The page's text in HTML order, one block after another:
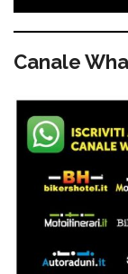
Canale